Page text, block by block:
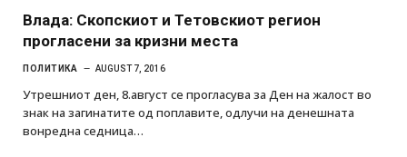
Влада: Скопскиот и Тетовскиот регион
прогласени за кризни места
ПОЛИТИКА AUGUST 7, 2016
Утрешниот ден, 8.август се прогласува за Ден на жалост во
знак на загинатите од поплавите, одлучи на денешната
вонредна седница…